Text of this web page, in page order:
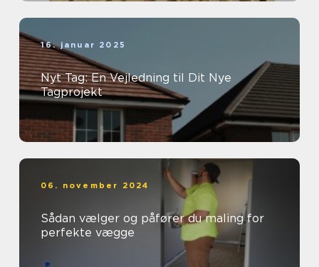
16. januar 2025
Nyt Tag: En Vejledning til Dit Nye
Tagprojekt
06. november 2024
Sådan vælger og påfører du maling for
perfekte vægge